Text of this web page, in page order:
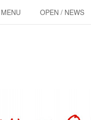
MENU OPEN / NEWS